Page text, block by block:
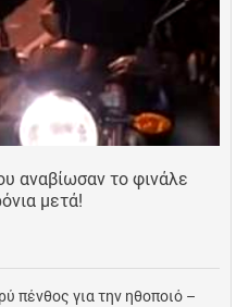
αναβίωσαν το φινάλε
μετά!
πένθος για την ηθοποιό –